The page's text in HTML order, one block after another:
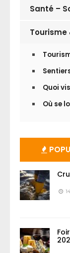
Santé –
Tourisme
Quoi
Où se